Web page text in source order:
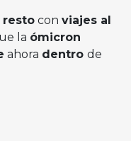
resto con viajes al
la ómicron
ahora dentro de